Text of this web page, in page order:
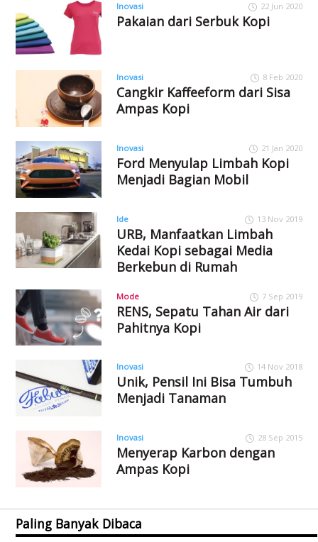
Inovasi 22 Jun 2020
Pakaian dari Serbuk Kopi
Inovasi 8 Feb 2020
Cangkir Kaffeeform dari Sisa
Ampas Kopi
Inovasi 21 Jan 2020
Ford Menyulap Limbah Kopi
Menjadi Bagian Mobil
Ide 13 Nov 2019
URB, Manfaatkan Limbah
Kedai Kopi sebagai Media
Berkebun di Rumah
Mode 7 Sep 2019
RENS, Sepatu Tahan Air dari
Pahitnya Kopi
Inovasi 14 Nov 2018
Unik, Pensil Ini Bisa Tumbuh
Menjadi Tanaman
Inovasi 28 Sep 2015
Menyerap Karbon dengan
Ampas Kopi
Paling Banyak Dibaca